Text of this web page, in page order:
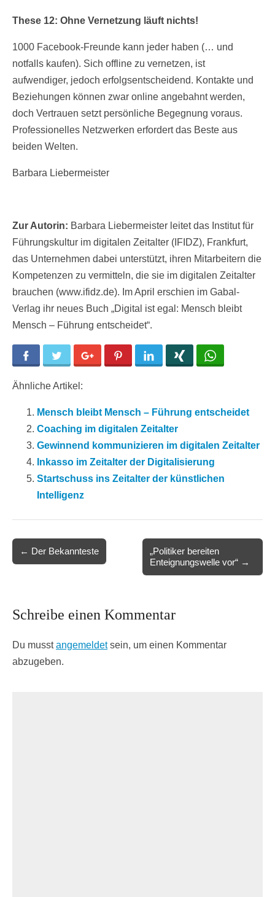
These 12: Ohne Vernetzung läuft nichts!
1000 Facebook-Freunde kann jeder haben (… und
notfalls kaufen). Sich offline zu vernetzen, ist
aufwendiger, jedoch erfolgsentscheidend. Kontakte und
Beziehungen können zwar online angebahnt werden,
doch Vertrauen setzt persönliche Begegnung voraus.
Professionelles Netzwerken erfordert das Beste aus
beiden Welten.
Barbara Liebermeister
Zur Autorin: Barbara Liebermeister leitet das Institut für
Führungskultur im digitalen Zeitalter (IFIDZ), Frankfurt,
das Unternehmen dabei unterstützt, ihren Mitarbeitern die
Kompetenzen zu vermitteln, die sie im digitalen Zeitalter
brauchen (www.ifidz.de). Im April erschien im Gabal-
Verlag ihr neues Buch „Digital ist egal: Mensch bleibt
Mensch – Führung entscheidet“.
Facebook Twitter Google+ Pinterest LinkedIn
Ähnliche Artikel:
Mensch bleibt Mensch – Führung entscheidet
Coaching im digitalen Zeitalter
Gewinnend kommunizieren im digitalen Zeitalter
Inkasso im Zeitalter der Digitalisierung
Startschuss ins Zeitalter der künstlichen
Intelligenz
navigation
← Der Bekannteste
„Politiker bereiten
Enteignungswelle vor“ →
Schreibe einen Kommentar
Du musstangemeldetsein, um einen Kommentar
abzugeben.